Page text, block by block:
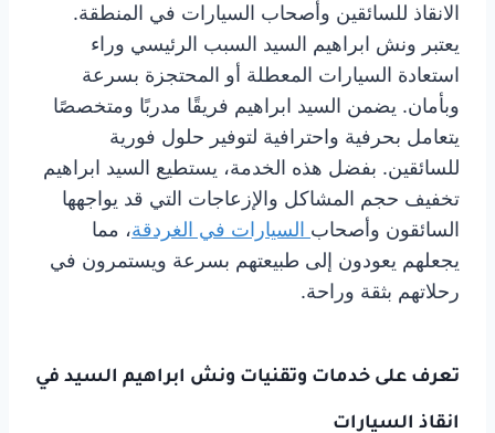
الانقاذ للسائقين وأصحاب السيارات في المنطقة.
يعتبر ونش ابراهيم السيد السبب الرئيسي وراء
استعادة السيارات المعطلة أو المحتجزة بسرعة
وبأمان. يضمن السيد ابراهيم فريقًا مدربًا ومتخصصًا
يتعامل بحرفية واحترافية لتوفير حلول فورية
للسائقين. بفضل هذه الخدمة، يستطيع السيد ابراهيم
تخفيف حجم المشاكل والإزعاجات التي قد يواجهها
السائقون وأصحاب السيارات في الغردقة، مما
يجعلهم يعودون إلى طبيعتهم بسرعة ويستمرون في
رحلاتهم بثقة وراحة.
تعرف على خدمات وتقنيات ونش ابراهيم السيد في
انقاذ السيارات